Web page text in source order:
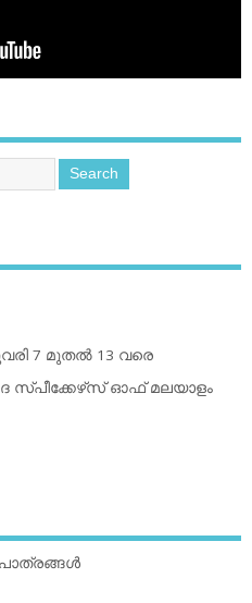
7 മുതല്‍ 13 വരെ
സ്പീക്കേഴ്‌സ് ഓഫ് മലയാളം